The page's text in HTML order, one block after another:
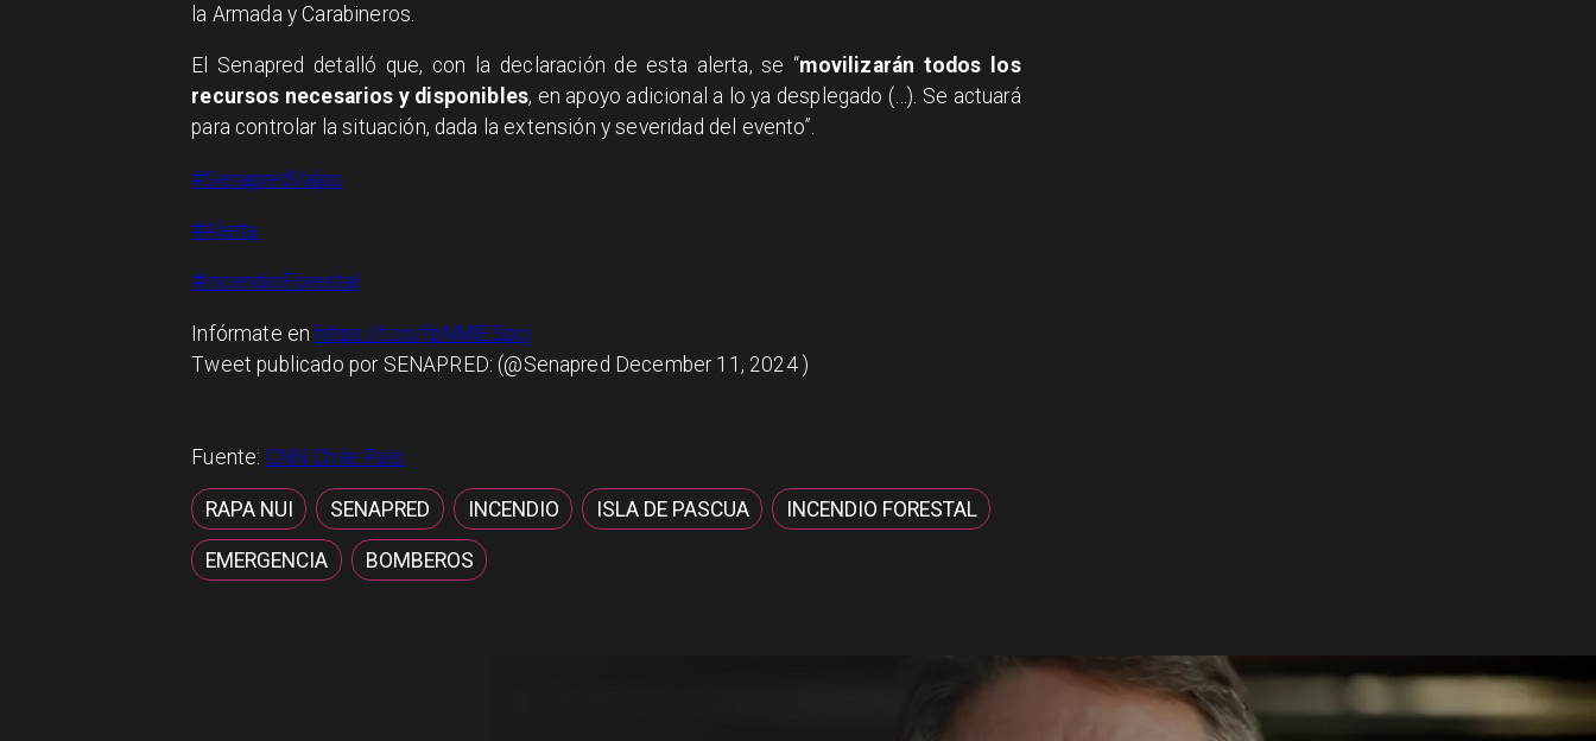
la Armada y Carabineros.
El Senapred detalló que, con la declaración de esta alerta, se “movilizarán todos los
recursos necesarios y disponibles, en apoyo adicional a lo ya desplegado (…). Se actuará
para controlar la situación, dada la extensión y severidad del evento”.
#SenapredValpo
#Alerta
#IncendioForestal
Infórmate en https://t.co/fpNMlESpcj
Tweet publicado por SENAPRED: (@Senapred December 11, 2024 )
Fuente: CNN Chile País
RAPA NUI SENAPRED INCENDIO ISLA DE PASCUA INCENDIO FORESTAL
EMERGENCIA BOMBEROS